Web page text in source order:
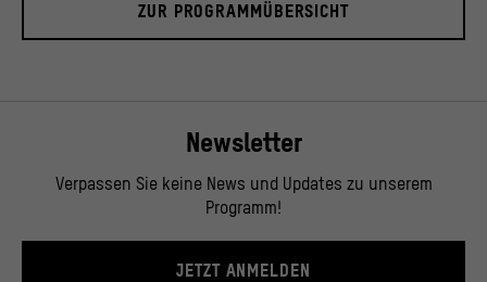
ZUR PROGRAMMÜBERSICHT
Newsletter
Verpassen Sie keine News und Updates zu unserem
Programm!
JETZT ANMELDEN